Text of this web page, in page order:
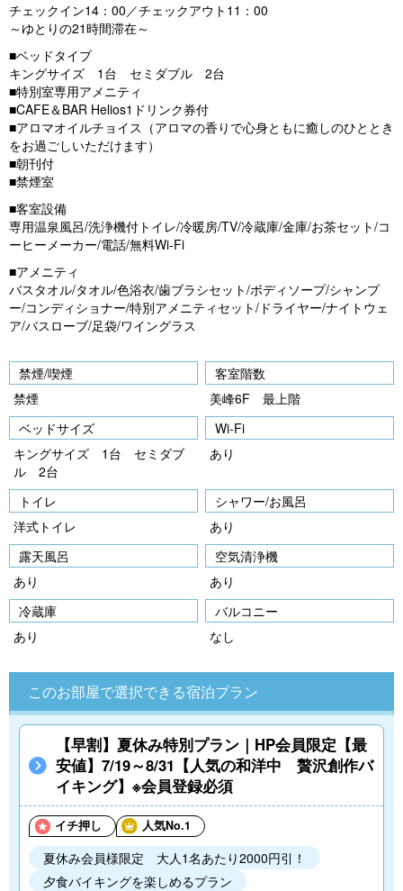
チェックイン14：00／チェックアウト11：00
～ゆとりの21時間滞在～
■ベッドタイプ
キングサイズ 1台 セミダブル 2台
■特別室専用アメニティ
■CAFE＆BAR Helios1ドリンク券付
■アロマオイルチョイス（アロマの香りで心身ともに癒しのひととき
をお過ごしいただけます）
■朝刊付
■禁煙室
■客室設備
専用温泉風呂/洗浄機付トイレ/冷暖房/TV/冷蔵庫/金庫/お茶セット/コ
ーヒーメーカー/電話/無料Wi-Fi
■アメニティ
バスタオル/タオル/色浴衣/歯ブラシセット/ボディソープ/シャンプ
ー/コンディショナー/特別アメニティセット/ドライヤー/ナイトウェ
ア/バスローブ/足袋/ワイングラス
禁煙/喫煙
禁煙
客室階数
美峰6F 最上階
ベッドサイズ
キングサイズ 1台 セミダブ
ル 2台
Wi-Fi
あり
トイレ
洋式トイレ
シャワー/お風呂
あり
露天風呂
あり
空気清浄機
あり
冷蔵庫
あり
バルコニー
なし
このお部屋で選択できる宿泊プラン
【早割】夏休み特別プラン｜HP会員限定【最
安値】7/19～8/31【人気の和洋中 贅沢創作バ
イキング】※会員登録必須
イチ押し 人気No.1
夏休み会員様限定 大人1名あたり2000円引！
夕食バイキングを楽しめるプラン